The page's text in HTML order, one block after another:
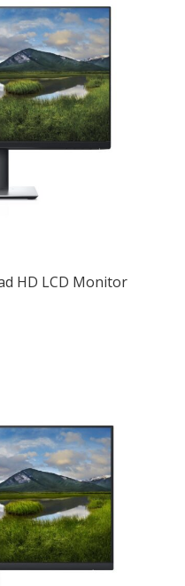
HD LCD Monitor